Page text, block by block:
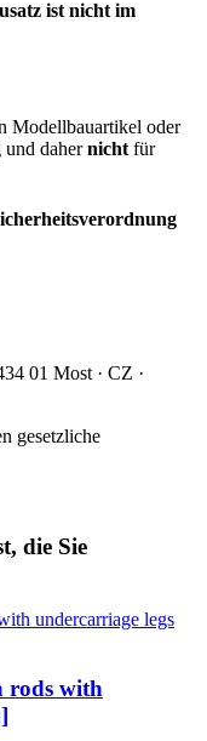
ist nicht im
Modellbauartikel oder
und dahernicht für
01 Most · CZ ·
gesetzliche
die Sie
rods with